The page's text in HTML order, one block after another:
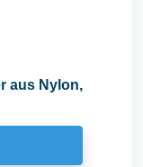
aus Nylon,